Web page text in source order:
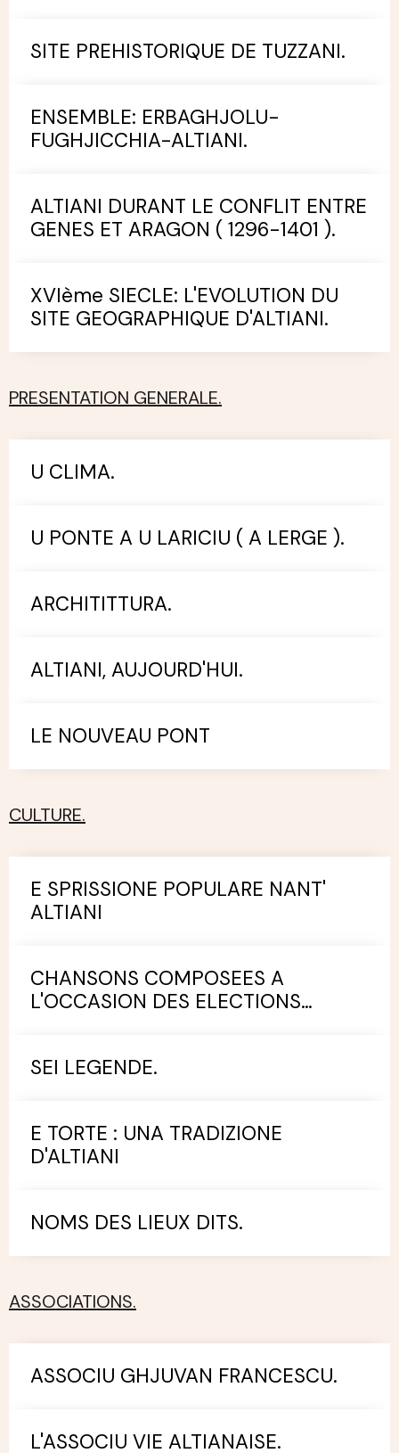
SITE PREHISTORIQUE DE TUZZANI.
ENSEMBLE: ERBAGHJOLU-
FUGHJICCHIA-ALTIANI.
ALTIANI DURANT LE CONFLIT ENTRE
GENES ET ARAGON ( 1296-1401 ).
XVIème SIECLE: L'EVOLUTION DU
SITE GEOGRAPHIQUE D'ALTIANI.
PRESENTATION GENERALE.
U CLIMA.
U PONTE A U LARICIU ( A LERGE ).
ARCHITITTURA.
ALTIANI, AUJOURD'HUI.
LE NOUVEAU PONT
CULTURE.
E SPRISSIONE POPULARE NANT'
ALTIANI
CHANSONS COMPOSEES A
L'OCCASION DES ELECTIONS
SEI LEGENDE.
E TORTE : UNA TRADIZIONE
D'ALTIANI
NOMS DES LIEUX DITS.
ASSOCIATIONS.
ASSOCIU GHJUVAN FRANCESCU.
L'ASSOCIU VIE ALTIANAISE.